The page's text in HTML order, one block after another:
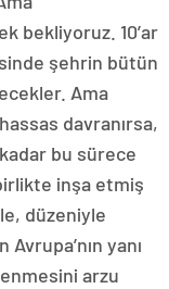
bekliyoruz. 10’ar
şehrin bütün
Ama
davranırsa,
bu sürece
inşa etmiş
düzeniyle
yanı
arzu